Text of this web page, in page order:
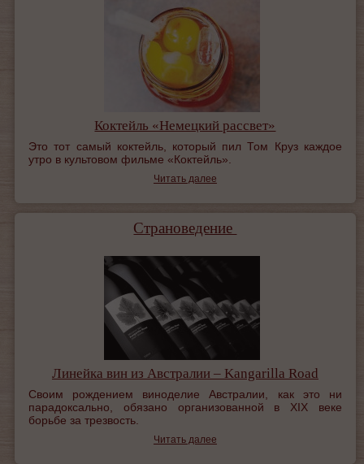
Коктейль «Немецкий рассвет»
Это тот самый коктейль, который пил Том Круз каждое
утро в культовом фильме «Коктейль».
Читать далее
Страноведение
Линейка вин из Австралии – Kangarilla Road
Своим рождением виноделие Австралии, как это ни
парадоксально, обязано организованной в XIX веке
борьбе за трезвость.
Читать далее